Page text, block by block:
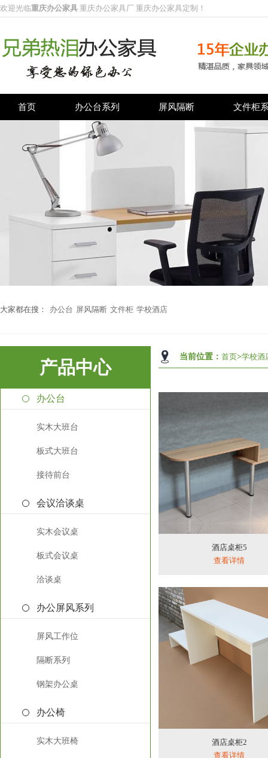
欢迎光临重庆办公家具 重庆办公家具厂 重庆办公家具定制！
首页 办公台系列 屏风隔断 文件柜
大家都在搜： 办公台 屏风隔断 文件柜 学校酒店
产品中心
办公台
实木大班台
板式大班台
接待前台
会议洽谈桌
实木会议桌
板式会议桌
洽谈桌
办公屏风系列
屏风工作位
隔断系列
钢架办公桌
办公椅
实木大班椅
当前位置： 首页>学校酒
酒店桌柜5
查看详情
酒店桌柜2
查看详情